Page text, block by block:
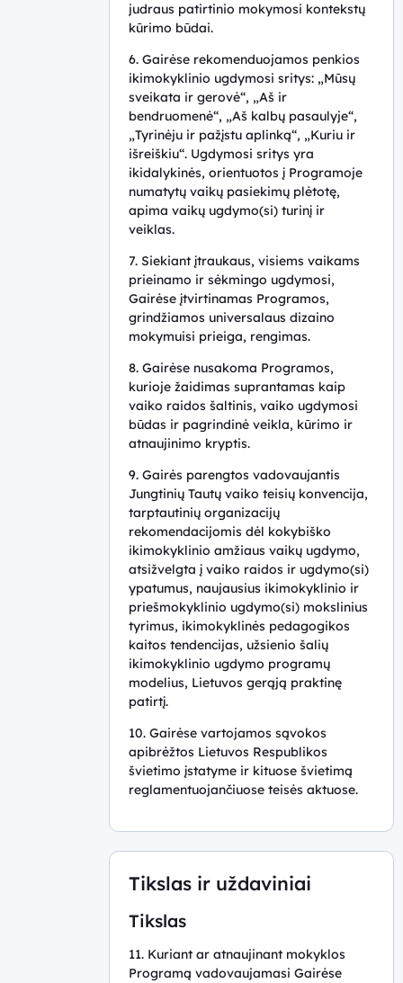
judraus patirtinio mokymosi kontekstų
kūrimo būdai.
6. Gairėse rekomenduojamos penkios
ikimokyklinio ugdymosi sritys: „Mūsų
sveikata ir gerovė“, „Aš ir
bendruomenė“, „Aš kalbų pasaulyje“,
„Tyrinėju ir pažįstu aplinką“, „Kuriu ir
išreiškiu“. Ugdymosi sritys yra
ikidalykinės, orientuotos į Programoje
numatytų vaikų pasiekimų plėtotę,
apima vaikų ugdymo(si) turinį ir
veiklas.
7. Siekiant įtraukaus, visiems vaikams
prieinamo ir sėkmingo ugdymosi,
Gairėse įtvirtinamas Programos,
grindžiamos universalaus dizaino
mokymuisi prieiga, rengimas.
8. Gairėse nusakoma Programos,
kurioje žaidimas suprantamas kaip
vaiko raidos šaltinis, vaiko ugdymosi
būdas ir pagrindinė veikla, kūrimo ir
atnaujinimo kryptis.
9. Gairės parengtos vadovaujantis
Jungtinių Tautų vaiko teisių konvencija,
tarptautinių organizacijų
rekomendacijomis dėl kokybiško
ikimokyklinio amžiaus vaikų ugdymo,
atsižvelgta į vaiko raidos ir ugdymo(si)
ypatumus, naujausius ikimokyklinio ir
priešmokyklinio ugdymo(si) mokslinius
tyrimus, ikimokyklinės pedagogikos
kaitos tendencijas, užsienio šalių
ikimokyklinio ugdymo programų
modelius, Lietuvos gerąją praktinę
patirtį.
10. Gairėse vartojamos sąvokos
apibrėžtos Lietuvos Respublikos
švietimo įstatyme ir kituose švietimą
reglamentuojančiuose teisės aktuose.
Tikslas ir uždaviniai
Tikslas
11. Kuriant ar atnaujinant mokyklos
Programą vadovaujamasi Gairėse